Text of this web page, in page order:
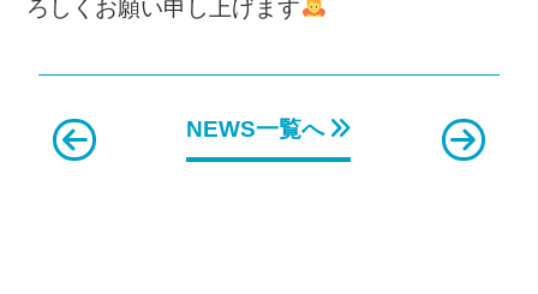
ろしくお願い申し上げます
NEWS一覧へ